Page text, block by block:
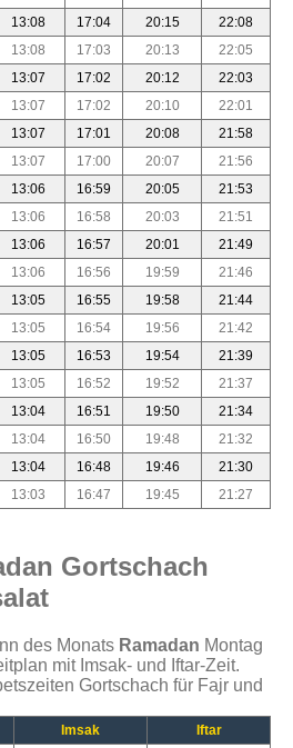
13:08 17:04 20:15
22:08
13:08 17:03 20:13
22:05
13:07 17:02 20:12
22:03
13:07 17:02 20:10
22:01
13:07 17:01 20:08
21:58
13:07 17:00 20:07
21:56
13:06 16:59 20:05
21:53
13:06 16:58 20:03
21:51
13:06 16:57 20:01
21:49
13:06 16:56 19:59
21:46
13:05 16:55 19:58
21:44
13:05 16:54 19:56
21:42
13:05 16:53 19:54
21:39
13:05 16:52 19:52
21:37
13:04 16:51 19:50
21:34
13:04 16:50 19:48
21:32
13:04 16:48 19:46
21:30
13:03 16:47 19:45 21:27
Gortschach
des Monats Ramadan Montag
mit Imsak- und Iftar-Zeit.
Gortschach für Fajr und
Imsak
Iftar